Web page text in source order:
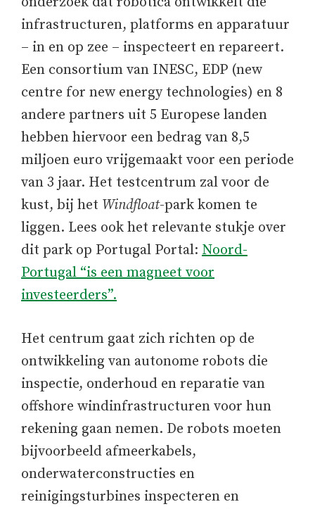
infrastructuren, platforms en apparatuur
– in en op zee – inspecteert en repareert.
Een consortium van INESC, EDP (new
centre for new energy technologies) en 8
andere partners uit 5 Europese landen
hebben hiervoor een bedrag van 8,5
miljoen euro vrijgemaakt voor een periode
van 3 jaar. Het testcentrum zal voor de
kust, bij het Windfloat-park komen te
liggen. Lees ook het relevante stukje over
dit park op Portugal Portal: Noord-
Portugal “is een magneet voor
investeerders”.
Het centrum gaat zich richten op de
ontwikkeling van autonome robots die
inspectie, onderhoud en reparatie van
offshore windinfrastructuren voor hun
rekening gaan nemen. De robots moeten
bijvoorbeeld afmeerkabels,
onderwaterconstructies en
reinigingsturbines inspecteren en